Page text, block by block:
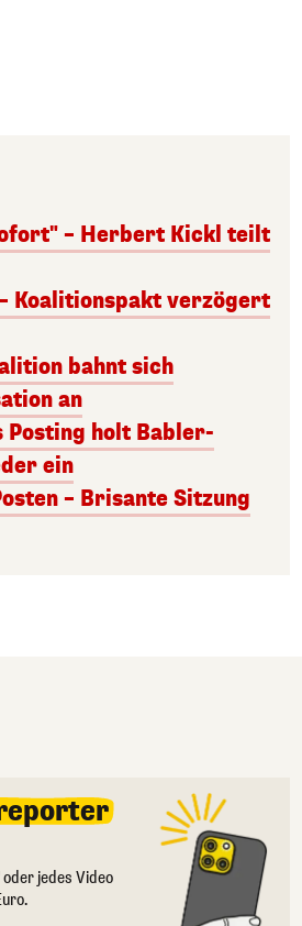
– Herbert Kickl teilt
Koalitionspakt verzögert
bahnt sich
an
holt Babler-
ein
– Brisante Sitzung
jedes Video